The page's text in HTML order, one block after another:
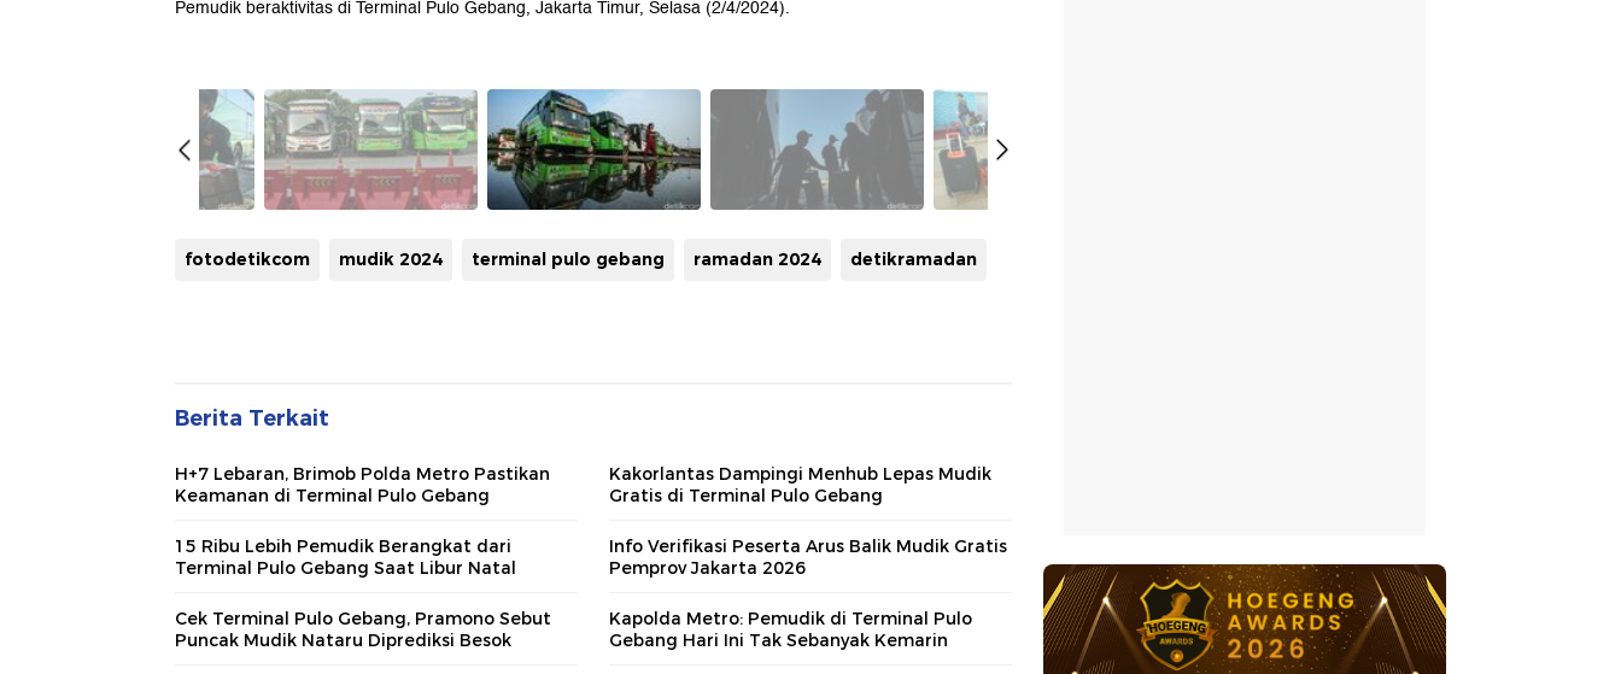
Pemudik beraktivitas di Terminal Pulo Gebang, Jakarta Timur, Selasa (2/4/2024).
fotodetikcom mudik 2024 terminal pulo gebang ramadan 2024 detikramadan
Berita Terkait
H+7 Lebaran, Brimob Polda Metro Pastikan
Keamanan di Terminal Pulo Gebang
Kakorlantas Dampingi Menhub Lepas Mudik
Gratis di Terminal Pulo Gebang
15 Ribu Lebih Pemudik Berangkat dari
Terminal Pulo Gebang Saat Libur Natal
Info Verifikasi Peserta Arus Balik Mudik Gratis
Pemprov Jakarta 2026
Cek Terminal Pulo Gebang, Pramono Sebut
Puncak Mudik Nataru Diprediksi Besok
Kapolda Metro: Pemudik di Terminal Pulo
Gebang Hari Ini Tak Sebanyak Kemarin